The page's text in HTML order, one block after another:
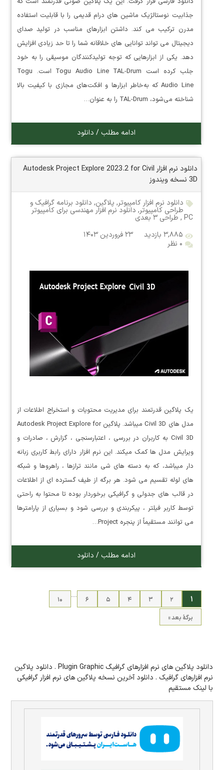
جذابیت نوستالژیک ماشین های درام قدیمی را با قابلیت استفاده
مدرن ترکیب می کند. داشتن ابزارهای مناسب در تولید صدای
دیجیتال می تواند توانایی های خلاقانه شما را تا حد زیادی افزایش
دهد. یکی از ابزارهایی که توجه تولیدکنندگان موسیقی را به خود
جلب کرده است Togu Audio Line TAL-Drum است. Togu
Audio Line که به‌خاطر ابزارها و افکت‌های مجازی با کیفیت بالا
شناخته می‌شود، TAL-Drum را به عنوان…
ادامه مطلب / دانلود
دانلود نرم افزار Autodesk Project Explore 2023.2 for Civil
3D نسخه ویندوز
دانلود نرم افزار کامپیوتر, پلاگین, دانلود برنامه گرافیک و
طراحی کامپیوتر, دانلود نرم افزار مهندسی برای کامپیوتر
PC
, طراحی ۳ بعدی
۳,۸۸۵ بازدید
۲۳ فروردین ۱۴۰۳
۰ نظر
یک پلاگین قدرتمند برای مدیریت محتویات و استخراج اطلاعات از
مدل های Civil 3D میباشد. پلاگین Autodesk Project Explore for
Civil 3D به کاربران در بررسی ، اعتبارسنجی ، گزارش ، صادرات و
ویرایش مدل ها کمک میکند. این نرم افزار دارای رابط کاربری زبانه
دار میباشد، که به دسته های شی مانند ترازها ، راهروها و شبکه
های لوله تقسیم می شود. هر برگه از طیف گسترده ای از اطلاعات
در قالب های جدولی و گرافیکی برخوردار بوده تا محتوا به راحتی
توسط کاربر فیلتر ، پیکربندی و بررسی شود و بسیاری از پارامترها
می توانند مستقیماً از پنجره Project…
ادامه مطلب / دانلود
۱ ۲ ۳ ۴ ۵ ۶
…
۱۰
برگهٔ بعد »
دانلود پلاگین های نرم افزارهای گرافیگ Plugin Graphic . دانلود پلاگین
نرم افزارهای گرافیک . دانلود آخرین نسخه پلاگین های نرم افزار گرافیکی
با لینک مستقیم